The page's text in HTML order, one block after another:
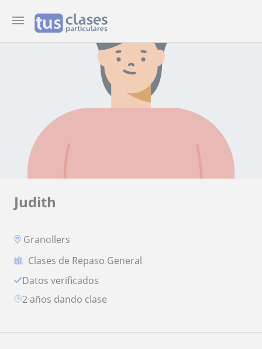
Judith
Granollers
Clases de Repaso General
Datos verificados
2 años dando clase